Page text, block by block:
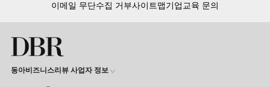
이메일 무단수집 거부사이트맵기업교육 문의
동아비즈니스리뷰 사업자 정보